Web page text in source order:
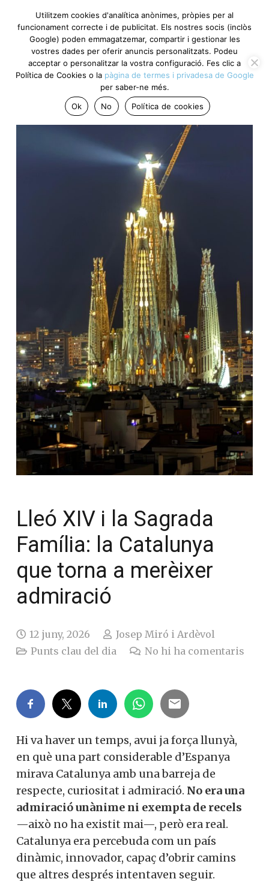
Lleó XIV i la Sagrada
Família: la Catalunya
que torna a merèixer
admiració
12 juny, 2026
Josep Miró i Ardèvol
Punts clau del dia
No hi ha comentaris
Hi va haver un temps, avui ja força llunyà,
en què una part considerable d’Espanya
mirava Catalunya amb una barreja de
respecte, curiositat i admiració. No era una
admiració unànime ni exempta de recels
—això no ha existit mai—, però era real.
Catalunya era percebuda com un país
dinàmic, innovador, capaç d’obrir camins
que altres després intentaven seguir.
Utilitzem cookies d'analítica anònimes, pròpies per al
funcionament correcte i de publicitat. Els nostres socis (inclòs
Google) poden emmagatzemar, compartir i gestionar les
vostres dades per oferir anuncis personalitzats. Podeu
acceptar o personalitzar la vostra configuració. Fes clic a
Política de Cookies o la pàgina de termes i privadesa de Google
per saber-ne més.
Ok
No Política de cookies